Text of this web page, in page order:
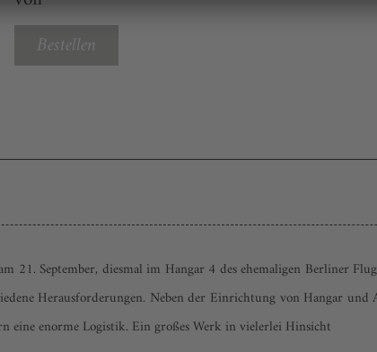
Bestellen
21. September, diesmal im Hangar 4 des ehemaligen Berliner
Herausforderungen. Neben der Einrichtung von Hangar
eine enorme Logistik. Ein großes Werk in vielerlei Hinsicht